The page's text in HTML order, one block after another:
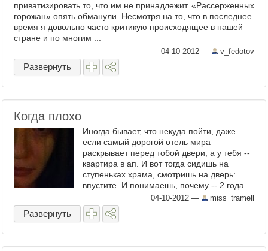
приватизировать то, что им не принадлежит. «Рассерженных
горожан» опять обманули. Несмотря на то, что в последнее
время я довольно часто критикую происходящее в нашей
стране и по многим ...
04-10-2012 — v_fedotov
Развернуть
Когда плохо
Иногда бывает, что некуда пойти, даже
если самый дорогой отель мира
раскрывает перед тобой двери, а у тебя --
квартира в ап. И вот тогда сидишь на
ступеньках храма, смотришь на дверь:
впустите. И понимаешь, почему -- 2 года.
Не откроют ворота -- ...
04-10-2012 — miss_tramell
Развернуть